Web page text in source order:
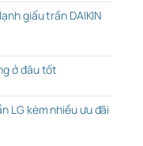
giấu trần DAIKIN
ở đâu tốt
LG kèm nhiều ưu đãi